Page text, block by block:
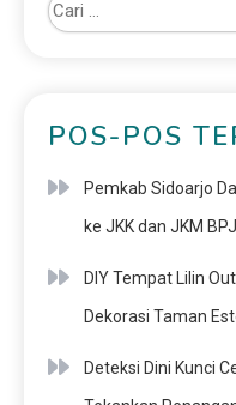
POS-POS
Pemkab Sidoarjo
ke JKK dan JKM
DIY Tempat Lilin
Dekorasi Taman
Deteksi Dini Kunci